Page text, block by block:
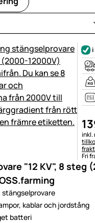
"12 KV", 8 steg
stängselprovare
kablar och jordstång
batteri
i
inkl.
Fri